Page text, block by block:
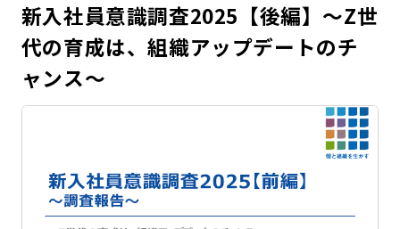
新入社員意識調査2025【後編】～Z世
代の育成は、組織アップデートのチ
ャンス～